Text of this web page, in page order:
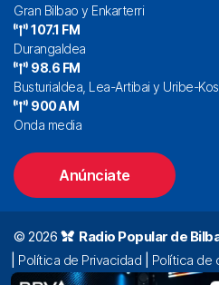
Gran Bilbao y Enkarterri
107.1 FM
Durangaldea
98.6 FM
Busturialdea, Lea-Artibai y Uribe-
900 AM
Onda media
Anúnciate
© 2026 Radio Popular de
Política de Privacidad Política de